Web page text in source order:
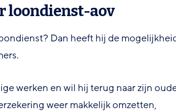
loondienst-aov
Dan heeft hij de
werken en wil hij terug naar zijn
weer makkelijk omzetten,